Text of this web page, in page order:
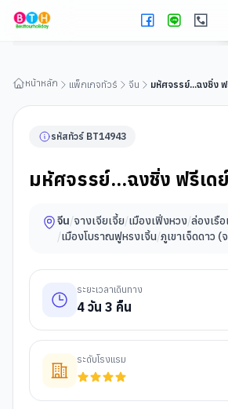
มหัศจรรย์...ฉงชิ่ง ฟรีเดย์
หน้าหลัก แพ็กเกจทัวร์ จีน มหัศจรรย์...ฉงชิ่ง
รหัสทัวร์ BT14943
มหัศจรรย์...ฉงชิ่ง ฟรีเดย์
จีน/จางเจียเจี้ย/เมืองเฟิ่งหวง/ล่องเรื
/เมืองโบราณฟูหรงเจิ้น/ภูเขาเจ็ดดาว (
ระยะเวลาเดินทาง
4 วัน 3 คืน
ระดับโรงแรม